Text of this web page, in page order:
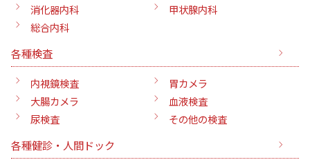
消化器内科
甲状腺内科
総合内科
各種検査
内視鏡検査
胃カメラ
大腸カメラ
血液検査
尿検査
その他の検査
各種健診・人間ドック